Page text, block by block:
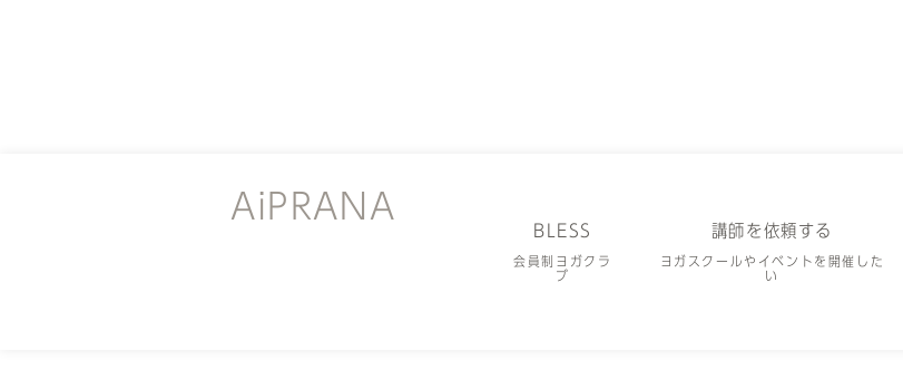
AiPRANA
BLESS
会員制ヨガクラ
ブ
講師を依頼する
ヨガスクールやイベントを開催した
い